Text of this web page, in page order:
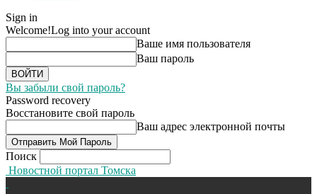
Sign in
Welcome!Log into your account
Ваше имя пользователя
Ваш пароль
Вы забыли свой пароль?
Password recovery
Восстановите свой пароль
Ваш адрес электронной почты
Поиск
Новостной портал Томска